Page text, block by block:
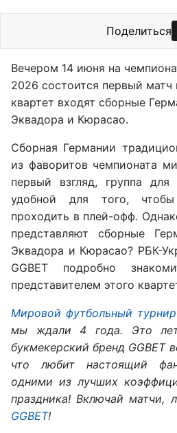
Поделиться
Вечером 14 июня на
2026 состоится первый матч
квартет входят сборные
Эквадора и Кюрасао.
Сборная Германии
из фаворитов чемпионата
первый взгляд, группа для
удобной для того,
проходить в плей-офф.
представляют сборные
Эквадора и Кюрасао? РБК-
GGBET подробно
представителем этого
Мировой футбольный турнир
мы ждали 4 года. Это
букмекерский бренд GGBET
что любит настоящий
одними из лучших
праздника! Включай матчи,
GGBET!